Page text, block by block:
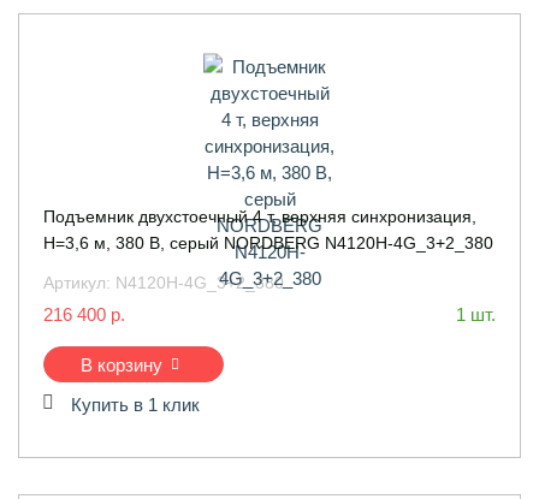
Подъемник двухстоечный 4 т, верхняя синхронизация,
H=3,6 м, 380 В, серый NORDBERG N4120H-4G_3+2_380
Артикул: N4120H-4G_3+2_380
216 400 р. 1 шт.
В корзину
Купить в 1 клик